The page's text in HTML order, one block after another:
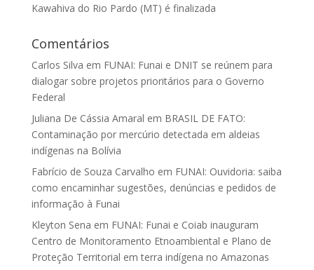
Kawahiva do Rio Pardo (MT) é finalizada
Comentários
Carlos Silva em FUNAI: Funai e DNIT se reúnem para
dialogar sobre projetos prioritários para o Governo
Federal
Juliana De Cássia Amaral em BRASIL DE FATO:
Contaminação por mercúrio detectada em aldeias
indígenas na Bolívia
Fabrício de Souza Carvalho em FUNAI: Ouvidoria: saiba
como encaminhar sugestões, denúncias e pedidos de
informação à Funai
Kleyton Sena em FUNAI: Funai e Coiab inauguram
Centro de Monitoramento Etnoambiental e Plano de
Proteção Territorial em terra indígena no Amazonas